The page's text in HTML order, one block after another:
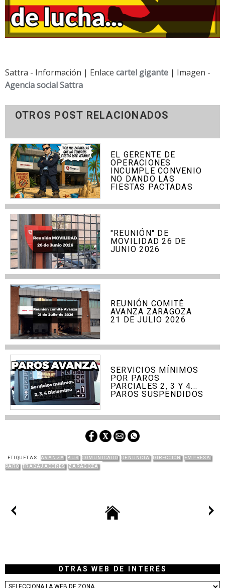
Sattra - Información | Enlace cartel gigante | Imagen -
Agencia social Sattra
OTROS POST RELACIONADOS
EL GERENTE DE
OPERACIONES
INCUMPLE CONVENIO
NO DANDO LAS
FIESTAS PACTADAS
"REUNIÓN" DE
MOVILIDAD 26 DE
JUNIO 2026
REUNIÓN COMITÉ
AVANZA ZARAGOZA
21 DE JULIO 2026
SERVICIOS MÍNIMOS
POR PAROS
PARCIALES 2, 3 Y 4...
PAROS SUSPENDIDOS
ETIQUETAS: AVANZA BUS COMUNICADO DENUNCIA DIRECCIÓN
EMPRESA
PARO
TRABAJADORES ZARAGOZA
OTRAS WEB DE INTERÉS